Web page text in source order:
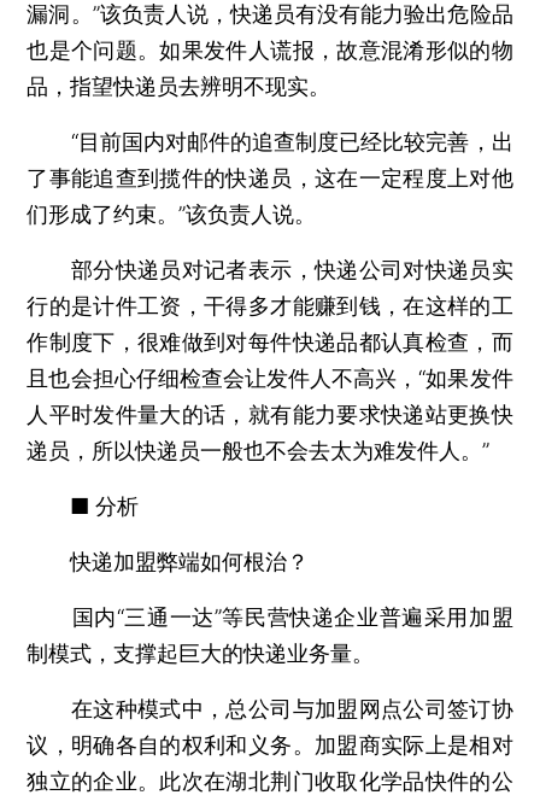
漏洞。”该负责人说，快递员有没有能力验出危险品
也是个问题。如果发件人谎报，故意混淆形似的物
品，指望快递员去辨明不现实。
“目前国内对邮件的追查制度已经比较完善，出
了事能追查到揽件的快递员，这在一定程度上对他
们形成了约束。”该负责人说。
部分快递员对记者表示，快递公司对快递员实
行的是计件工资，干得多才能赚到钱，在这样的工
作制度下，很难做到对每件快递品都认真检查，而
且也会担心仔细检查会让发件人不高兴，“如果发件
人平时发件量大的话，就有能力要求快递站更换快
递员，所以快递员一般也不会去太为难发件人。”
■ 分析
快递加盟弊端如何根治？
国内“三通一达”等民营快递企业普遍采用加盟
制模式，支撑起巨大的快递业务量。
在这种模式中，总公司与加盟网点公司签订协
议，明确各自的权利和义务。加盟商实际上是相对
独立的企业。此次在湖北荆门收取化学品快件的公